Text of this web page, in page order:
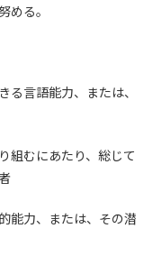
める。
る言語能力、または、
組むにあたり、総じて
能力、または、その潜